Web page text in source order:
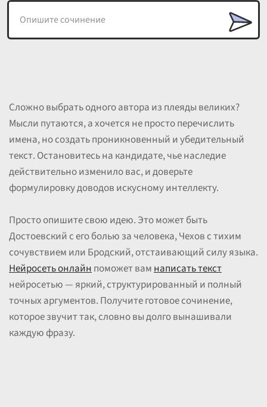
Сложно выбрать одного автора из плеяды великих?
Мысли путаются, а хочется не просто перечислить
имена, но создать проникновенный и убедительный
текст. Остановитесь на кандидате, чье наследие
действительно изменило вас, и доверьте
формулировку доводов искусному интеллекту.
Просто опишите свою идею. Это может быть
Достоевский с его болью за человека, Чехов с тихим
сочувствием или Бродский, отстаивающий силу языка.
Нейросеть онлайнпоможет вамнаписать текст
нейросетью — яркий, структурированный и полный
точных аргументов. Получите готовое сочинение,
которое звучит так, словно вы долго вынашивали
каждую фразу.